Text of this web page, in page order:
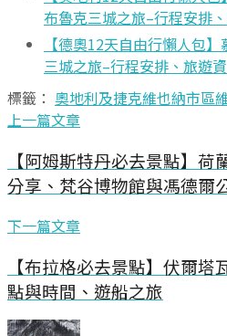
布魯克三城之旅–行程安排
【德奧12天自由行懶人包
三城之旅–行程安排、旅遊
標籤： 奧地利及捷克維也納市區
上一篇文章
【阿姆斯特丹必去景點】
分享、梵谷博物館與馮德爾
下一篇文章
【布拉格必去景點】伏爾
點與時間、遊船之旅